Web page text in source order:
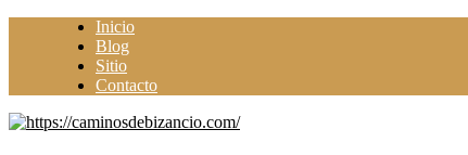
Inicio
Blog
Sitio
Contacto